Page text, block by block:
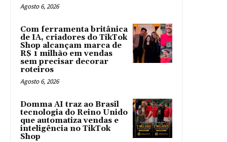
Agosto 6, 2026
Com ferramenta britânica
de IA, criadores do TikTok
Shop alcançam marca de
R$ 1 milhão em vendas
sem precisar decorar
roteiros
Agosto 6, 2026
Domma AI traz ao Brasil
tecnologia do Reino Unido
que automatiza vendas e
inteligência no TikTok
Shop